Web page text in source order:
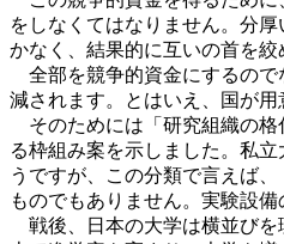
をしなくてはなりません。分
かなく、結果的に互いの首を絞
全部を競争的資金にするので
減されます。とはいえ、国が
そのためには「研究組織の格
る枠組み案を示しました。私
うですが、この分類で言えば
ものでもありません。実験設
戦後、日本の大学は横並びを